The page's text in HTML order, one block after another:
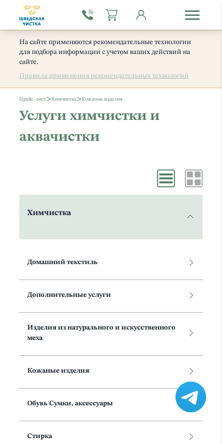
На сайте применяются рекомендательные технологии
для подбора информации с учетом ваших действий на
сайте.
Правила применения рекомендательных технологий
Прайс -лист>Химчистка>Кожаные изделия
Услуги химчистки и
аквачистки
Химчистка
Домашний текстиль
Дополнительные услуги
Изделия из натурального и искусственного
меха
Кожаные изделия
Обувь Сумки, аксессуары
Стирка